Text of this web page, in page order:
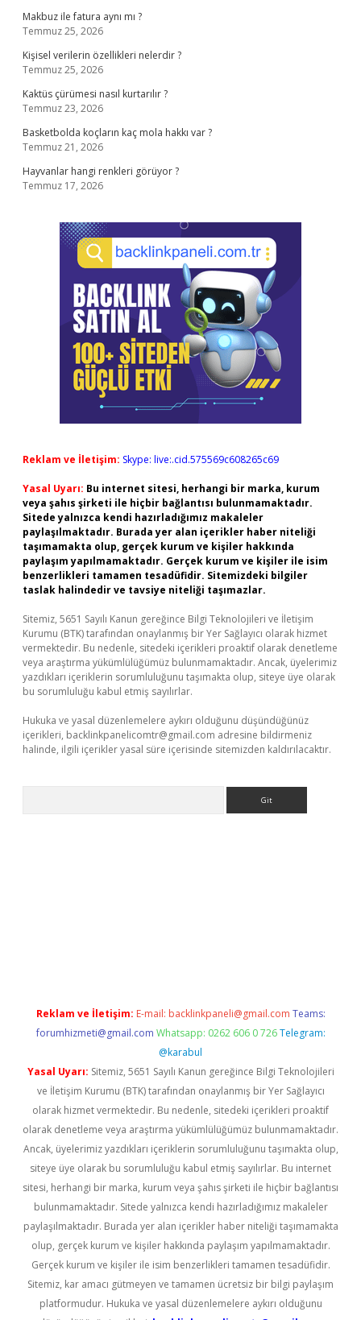
Makbuz ile fatura aynı mı ?
Temmuz 25, 2026
Kişisel verilerin özellikleri nelerdir ?
Temmuz 25, 2026
Kaktüs çürümesi nasıl kurtarılır ?
Temmuz 23, 2026
Basketbolda koçların kaç mola hakkı var ?
Temmuz 21, 2026
Hayvanlar hangi renkleri görüyor ?
Temmuz 17, 2026
Reklam ve İletişim: Skype: live:.cid.575569c608265c69
Yasal Uyarı: Bu internet sitesi, herhangi bir marka, kurum
veya şahıs şirketi ile hiçbir bağlantısı bulunmamaktadır.
Sitede yalnızca kendi hazırladığımız makaleler
paylaşılmaktadır. Burada yer alan içerikler haber niteliği
taşımamakta olup, gerçek kurum ve kişiler hakkında
paylaşım yapılmamaktadır. Gerçek kurum ve kişiler ile isim
benzerlikleri tamamen tesadüfidir. Sitemizdeki bilgiler
taslak halindedir ve tavsiye niteliği taşımazlar.
Sitemiz, 5651 Sayılı Kanun gereğince Bilgi Teknolojileri ve İletişim
Kurumu (BTK) tarafından onaylanmış bir Yer Sağlayıcı olarak hizmet
vermektedir. Bu nedenle, sitedeki içerikleri proaktif olarak denetleme
veya araştırma yükümlülüğümüz bulunmamaktadır. Ancak, üyelerimiz
yazdıkları içeriklerin sorumluluğunu taşımakta olup, siteye üye olarak
bu sorumluluğu kabul etmiş sayılırlar.
Hukuka ve yasal düzenlemelere aykırı olduğunu düşündüğünüz
içerikleri, backlinkpanelicomtr@gmail.com adresine bildirmeniz
halinde, ilgili içerikler yasal süre içerisinde sitemizden kaldırılacaktır.
Reklam ve İletişim: E-mail: backlinkpaneli@gmail.com Teams:
forumhizmeti@gmail.com Whatsapp: 0262 606 0 726 Telegram:
@karabul
Yasal Uyarı: Sitemiz, 5651 Sayılı Kanun gereğince Bilgi Teknolojileri
ve İletişim Kurumu (BTK) tarafından onaylanmış bir Yer Sağlayıcı
olarak hizmet vermektedir. Bu nedenle, sitedeki içerikleri proaktif
olarak denetleme veya araştırma yükümlülüğümüz bulunmamaktadır.
Ancak, üyelerimiz yazdıkları içeriklerin sorumluluğunu taşımakta olup,
siteye üye olarak bu sorumluluğu kabul etmiş sayılırlar. Bu internet
sitesi, herhangi bir marka, kurum veya şahıs şirketi ile hiçbir bağlantısı
bulunmamaktadır. Sitede yalnızca kendi hazırladığımız makaleler
paylaşılmaktadır. Burada yer alan içerikler haber niteliği taşımamakta
olup, gerçek kurum ve kişiler hakkında paylaşım yapılmamaktadır.
Gerçek kurum ve kişiler ile isim benzerlikleri tamamen tesadüfidir.
Sitemiz, kar amacı gütmeyen ve tamamen ücretsiz bir bilgi paylaşım
platformudur. Hukuka ve yasal düzenlemelere aykırı olduğunu